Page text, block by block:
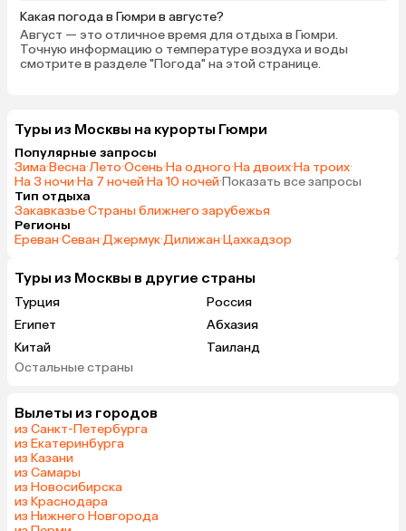
Какая погода в Гюмри в августе?
Август — это отличное время для отдыха в Гюмри.
Точную информацию о температуре воздуха и воды
смотрите в разделе "Погода" на этой странице.
Туры из Москвы на курорты Гюмри
Популярные запросы
Зима·Весна·Лето·Осень·На одного·На двоих·На троих·
На 3 ночи·На 7 ночей·На 10 ночей·Показать все запросы
Тип отдыха
Закавказье·Страны ближнего зарубежья
Регионы
Ереван·Севан·Джермук·Дилижан·Цахкадзор
Туры из Москвы в другие страны
Турция
Россия
Египет
Абхазия
Китай
Таиланд
Вьетнам
Грузия
Индонезия
Армения
Шри-Ланка
Азербайджан
Остальные страны
Вылеты из городов
из Санкт-Петербурга
из Екатеринбурга
из Казани
из Самары
из Новосибирска
из Краснодара
из Нижнего Новгорода